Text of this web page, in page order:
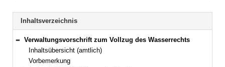
BAYERN.RECHT
letzten
Suche
Navigation
Inhaltsverzeichnis
Bereich reduzieren
Verwaltungsvorschrift zum Vollzug des Wasserrechts
Inhaltsübersicht (amtlich)
Vorbemerkung